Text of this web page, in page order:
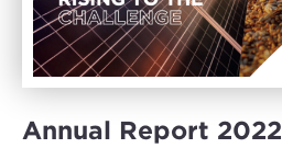
Annual Report 2022